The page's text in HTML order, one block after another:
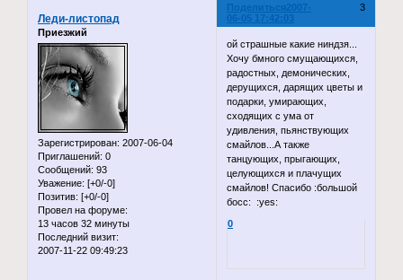
Поделиться 3
2007-
06-05 17:42:03
Леди-листопад
Приезжий
Зарегистрирован: 2007-06-04
Приглашений: 0
Сообщений: 93
Уважение: [+0/-0]
Позитив: [+0/-0]
Провел на форуме:
13 часов 32 минуты
Последний визит:
2007-11-22 09:49:23
ой страшные какие ниндзя...
Хочу бмного смущающихся,
радостных, демонических,
дерущихся, дарящих цветы и
подарки, умирающих,
сходящих с ума от
удивления, пьянствующих
смайлов...А также
танцующих, прыгающих,
целующихся и плачущих
смайлов! Спасибо :большой
босс: :yes:
0